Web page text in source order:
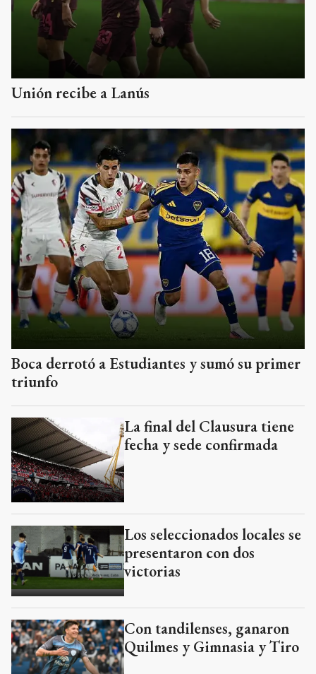
Unión recibe a Lanús
Boca derrotó a Estudiantes y sumó su primer
triunfo
La final del Clausura tiene
fecha y sede confirmada
Los seleccionados locales se
presentaron con dos
victorias
Con tandilenses, ganaron
Quilmes y Gimnasia y Tiro